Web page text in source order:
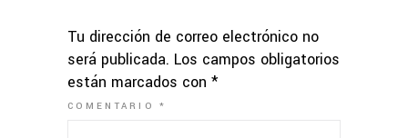
Tu dirección de correo electrónico no
será publicada. Los campos obligatorios
están marcados con *
COMENTARIO*